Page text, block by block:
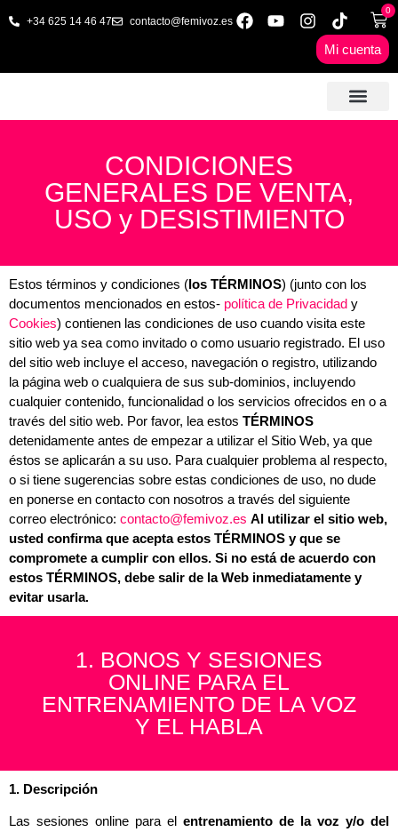
+34 625 14 46 47 contacto@femivoz.es
0
Mi cuenta
CONDICIONES
GENERALES DE VENTA,
USO y DESISTIMIENTO
Estos términos y condiciones (los TÉRMINOS) (junto con los
documentos mencionados en estos- política de Privacidad y
Cookies) contienen las condiciones de uso cuando visita este
sitio web ya sea como invitado o como usuario registrado. El uso
del sitio web incluye el acceso, navegación o registro, utilizando
la página web o cualquiera de sus sub-dominios, incluyendo
cualquier contenido, funcionalidad o los servicios ofrecidos en o a
través del sitio web. Por favor, lea estos TÉRMINOS
detenidamente antes de empezar a utilizar el Sitio Web, ya que
éstos se aplicarán a su uso. Para cualquier problema al respecto,
o si tiene sugerencias sobre estas condiciones de uso, no dude
en ponerse en contacto con nosotros a través del siguiente
correo electrónico: contacto@femivoz.es Al utilizar el sitio web,
usted confirma que acepta estos TÉRMINOS y que se
compromete a cumplir con ellos. Si no está de acuerdo con
estos TÉRMINOS, debe salir de la Web inmediatamente y
evitar usarla.
1. BONOS Y SESIONES
ONLINE PARA EL
ENTRENAMIENTO DE LA VOZ
Y EL HABLA
1. Descripción
Las sesiones online para el entrenamiento de la voz y/o del